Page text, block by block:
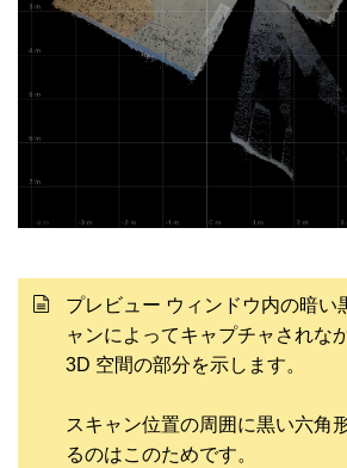
プレビュー ウィンドウ内の暗い
ャンによってキャプチャされな
3D 空間の部分を示します。
スキャン位置の周囲に黒い六角
るのはこのためです。